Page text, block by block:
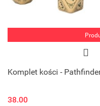
Komplet kości -
38.00